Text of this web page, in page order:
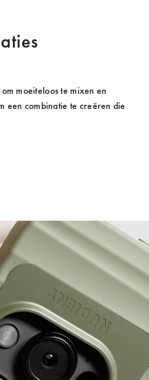
moeiteloos te mixen en
een combinatie te creëren die